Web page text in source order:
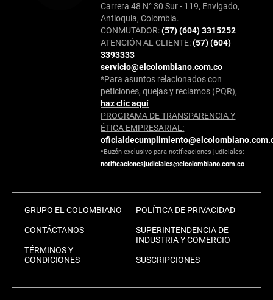
Carrera 48 N° 30 Sur - 119, Envigado,
Antioquia, Colombia.
CONMUTADOR:(57) (604) 3315252
ATENCIÓN AL CLIENTE:(57) (604)
3393333
servicio@elcolombiano.com.co
*Para asuntos relacionados con
peticiones, quejas y reclamos (PQR),
haz clic aquí
PROGRAMA DE TRANSPARENCIA Y
ÉTICA EMPRESARIAL:
*Buzón exclusivo para notificaciones judiciales:
notificacionesjudiciales@elcolombiano.com.co
GRUPO EL COLOMBIANO
CONTÁCTANOS
TÉRMINOS Y
CONDICIONES
POLÍTICA DE PRIVACIDAD
SUPERINTENDENCIA DE
INDUSTRIA Y COMERCIO
SUSCRIPCIONES